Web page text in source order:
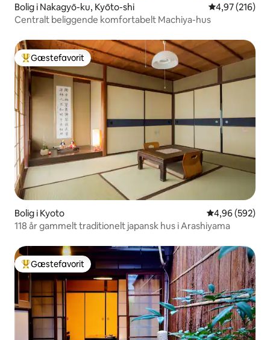
Bolig i Nakagyō-ku, Kyōto-shi 4,97 ud af 5 i
4,97 (216)
Centralt beliggende komfortabelt Machiya-hus
Bedste gæstefavorit
Gæstefavorit
Bolig i Kyoto 4,96 ud af 5 i
4,96 (592)
118 år gammelt traditionelt japansk hus i Arashiyama
Bedste gæstefavorit
Gæstefavorit